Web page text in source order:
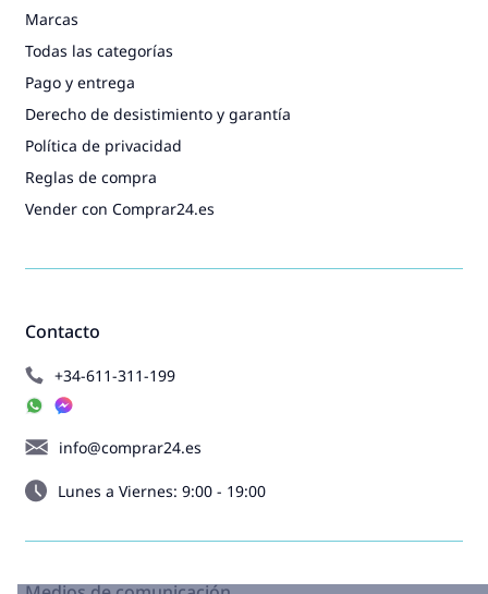
Contacto
+34-611-311-199
info@comprar24.es
Lunes a Viernes: 9:00 - 19:00
Marcas
Todas las categorías
Pago y entrega
Derecho de desistimiento y garantía
Política de privacidad
Reglas de compra
Vender con Comprar24.es